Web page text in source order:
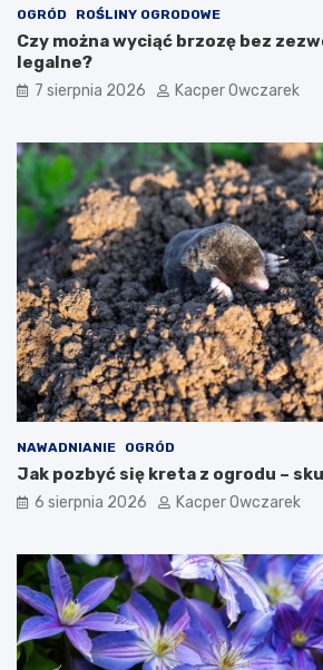
OGRÓD ROŚLINY OGRODOWE
Czy można wyciąć brzozę bez
legalne?
7 sierpnia 2026 Kacper Owczarek
NAWADNIANIE OGRÓD
Jak pozbyć się kreta z ogrodu –
6 sierpnia 2026 Kacper Owczarek